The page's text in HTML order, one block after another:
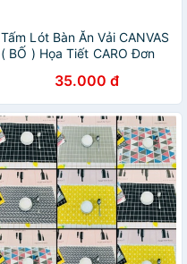
Tấm Lót Bàn Ăn Vải CANVAS
( BỐ ) Họa Tiết CARO Đơn
Cao Cấp 40 x 60cm
35.000 đ